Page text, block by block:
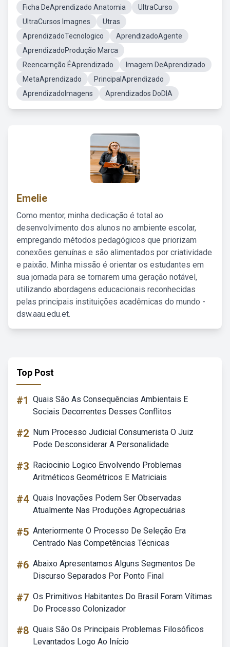
Ficha DeAprendizado Anatomia
UltraCurso
UltraCursos Imagnes
Utras
AprendizadoTecnologico
AprendizadoAgente
AprendizadoProdução Marca
Reencarnção ÉAprendizado
Imagem DeAprendizado
MetaAprendizado
PrincipalAprendizado
AprendizadoImagens
Aprendizados DoDIA
Emelie
Como mentor, minha dedicação é total ao
desenvolvimento dos alunos no ambiente escolar,
empregando métodos pedagógicos que priorizam
conexões genuínas e são alimentados por criatividade
e paixão. Minha missão é orientar os estudantes em
sua jornada para se tornarem uma geração notável,
utilizando abordagens educacionais reconhecidas
pelas principais instituições acadêmicas do mundo -
dsw.aau.edu.et.
Top Post
#1 Quais São As Consequências Ambientais E
Sociais Decorrentes Desses Conflitos
#2 Num Processo Judicial Consumerista O Juiz
Pode Desconsiderar A Personalidade
#3 Raciocinio Logico Envolvendo Problemas
Aritméticos Geométricos E Matriciais
#4 Quais Inovações Podem Ser Observadas
Atualmente Nas Produções Agropecuárias
#5 Anteriormente O Processo De Seleção Era
Centrado Nas Competências Técnicas
#6 Abaixo Apresentamos Alguns Segmentos De
Discurso Separados Por Ponto Final
#7 Os Primitivos Habitantes Do Brasil Foram Vítimas
Do Processo Colonizador
#8 Quais São Os Principais Problemas Filosóficos
Levantados Logo Ao Início